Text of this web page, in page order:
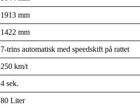
1913 mm
1422 mm
7-trins automatisk med speedskift på rattet
250 km/t
4 sek.
80 Liter